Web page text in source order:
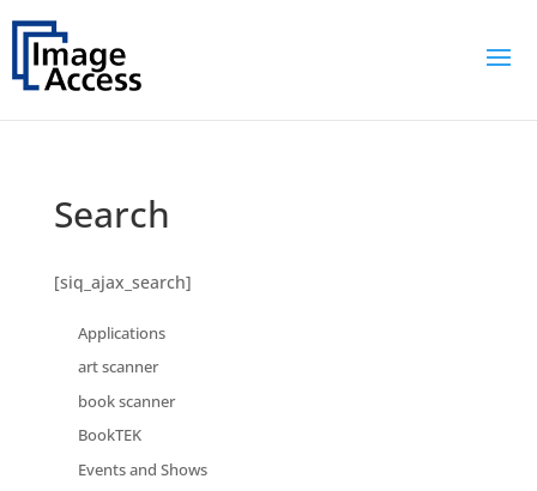
Search
[siq_ajax_search]
Applications
art scanner
book scanner
BookTEK
Events and Shows